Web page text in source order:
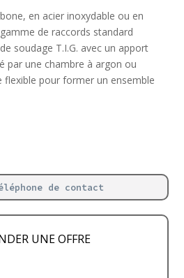
en acier inoxydable ou en
de raccords standard
soudage T.I.G. avec un apport
par une chambre à argon ou
flexible pour former un ensemble
de contact
UNE OFFRE